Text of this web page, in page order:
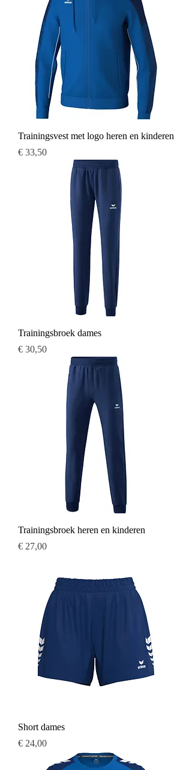
Trainingsvest met logo heren en kinderen
Prijs
€ 33,50
Trainingsbroek dames
Prijs
€ 30,50
Trainingsbroek heren en kinderen
Prijs
€ 27,00
Short dames
Prijs
€ 24,00